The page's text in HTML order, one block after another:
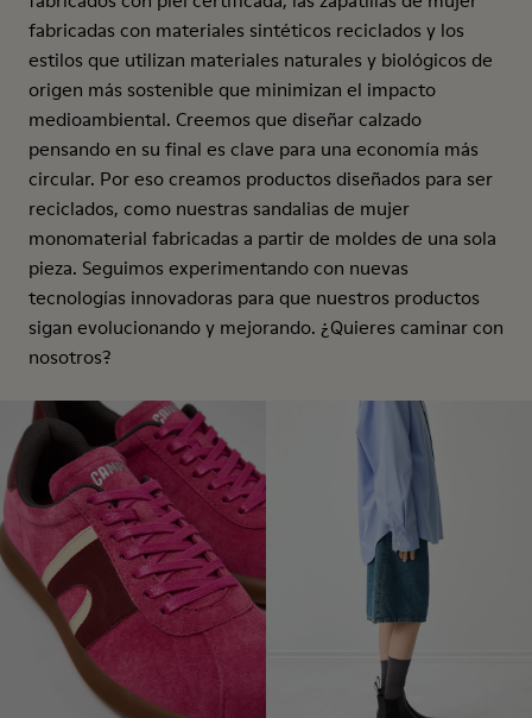
fabricadas con materiales sintéticos reciclados y los
estilos que utilizan materiales naturales y biológicos de
origen más sostenible que minimizan el impacto
medioambiental. Creemos que diseñar calzado
pensando en su final es clave para una economía más
circular. Por eso creamos productos diseñados para ser
reciclados, como nuestras sandalias de mujer
monomaterial fabricadas a partir de moldes de una sola
pieza. Seguimos experimentando con nuevas
tecnologías innovadoras para que nuestros productos
sigan evolucionando y mejorando. ¿Quieres caminar con
nosotros?